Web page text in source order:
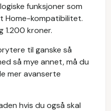
funksjoner som
Home-kompatibilitet.
1.200 kroner.
til ganske så
så mye annet, må du
mer avanserte
hvis du også skal